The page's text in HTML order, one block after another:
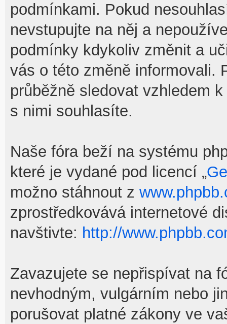
podmínkami. Pokud
nevstupujte na něj a
podmínky kdykoliv změnit a
vás o této změně informovali.
průběžně sledovat vzhledem
s nimi souhlasíte.
Naše fóra beží na systému
které je vydané pod licencí „
možno stáhnout z
zprostředkovává internetové
navštivte: http://
Zavazujete se nepřispívat na
nevhodným, vulgárním nebo
porušovat platné zákony ve